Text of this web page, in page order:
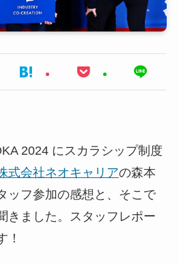
2024 にスカラシップ制度
式会社ネオキャリアの森本
ッフ参加の感想と、そこで
きました。スタッフレポー
！